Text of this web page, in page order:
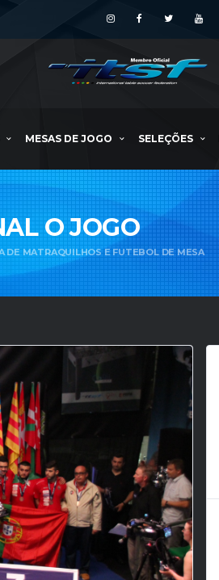
MESAS DE JOGO SELEÇÕES
O JOGO
DE MATRAQUILHOS E FUTEBOL DE MESA